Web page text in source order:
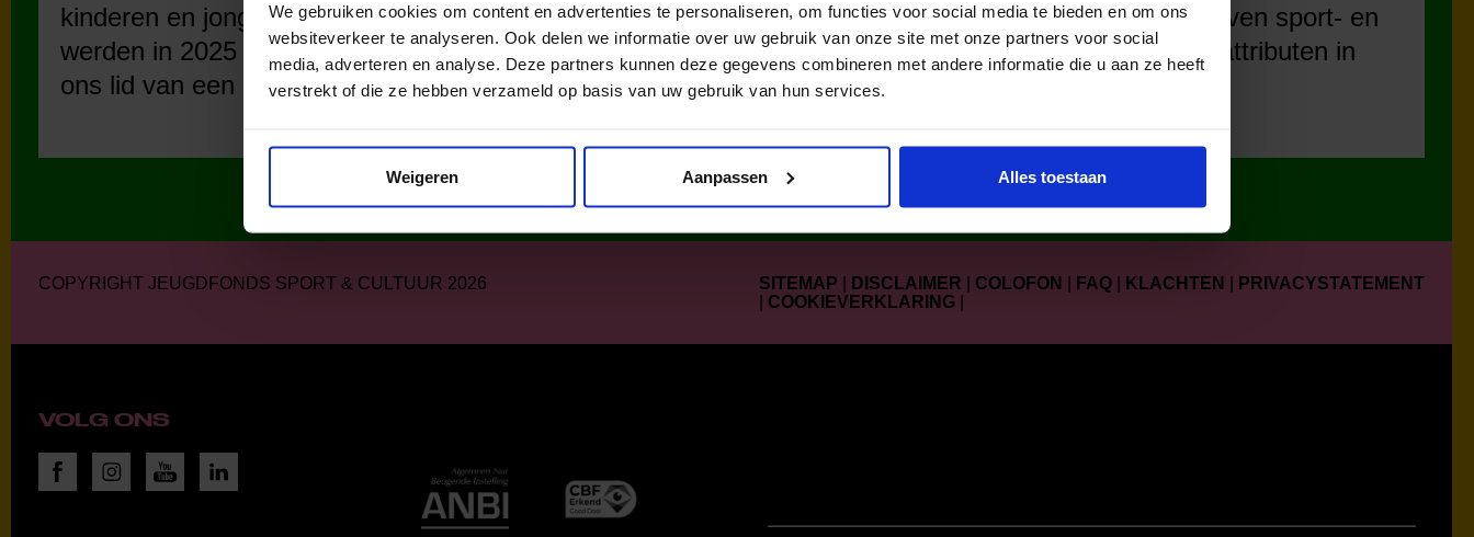
We gebruiken cookies om content en advertenties te personaliseren, om functies voor social media te bieden en om ons
websiteverkeer te analyseren. Ook delen we informatie over uw gebruik van onze site met onze partners voor social
media, adverteren en analyse. Deze partners kunnen deze gegevens combineren met andere informatie die u aan ze heeft
verstrekt of die ze hebben verzameld op basis van uw gebruik van hun services.
Weigeren Aanpassen Alles toestaan
kinderen en jongeren
werden in 2025 via
ons lid van een club.
kinderen en jongeren
werden in 2025 via
ons lid van een
kinderen en jongeren
werden in 2025 via
ons lid van een
uitgegeven sport- en
cultuurattributen in
COPYRIGHT JEUGDFONDS SPORT & CULTUUR 2026 SITEMAP DISCLAIMER COLOFON FAQ KLACHTEN
PRIVACYSTATEMENT
COOKIEVERKLARING
VOLG ONS